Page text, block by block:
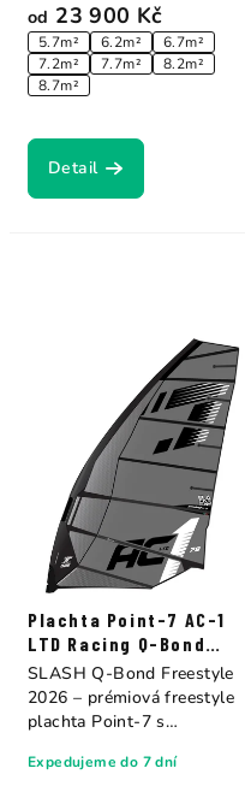
od 23 900 Kč
5.7m² 6.2m²
6.7m²
7.2m²
7.7m²
8.2m²
8.7m²
Detail
Plachta Point-7 AC-1
LTD Racing Q-Bond
Construction
Expedujeme do 7 dní
SLASH Q-Bond Freestyle
2026 – prémiová freestyle
plachta Point-7 s